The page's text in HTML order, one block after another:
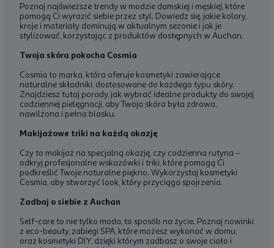
Poznaj najświeższe trendy w modzie damskiej i męskiej, które
pomogą Ci wyrazić siebie przez styl. Dowiedz się, jakie kolory,
kroje i materiały dominują w aktualnym sezonie i jak je
stylizować, korzystając z produktów dostępnych w Auchan.
Twoja skóra pokocha Cosmia
Cosmia to marka, która oferuje kosmetyki zawierające
naturalne składniki, dostosowane do każdego typu skóry.
Znajdziesz tutaj porady, jak wybrać idealne produkty do swojej
codziennej pielęgnacji, aby Twoja skóra była zdrowa,
nawilżona i pełna blasku.
Makijażowe triki na każdą okazję
Czy to makijaż na specjalną okazję, czy codzienna rutyna –
odkryj profesjonalne wskazówki i triki, które pomogą Ci
podkreślić Twoje naturalne piękno. Wykorzystaj kosmetyki
Cosmia, aby stworzyć look, który przyciąga spojrzenia.
Zadbaj o siebie z Auchan
Self-care to nie tylko moda, to sposób na życie. Poznaj nowinki
z eco-beauty, zabiegi SPA, które możesz wykonać w domu,
oraz kosmetyki DIY, dzięki którym zadbasz o swoje ciało i